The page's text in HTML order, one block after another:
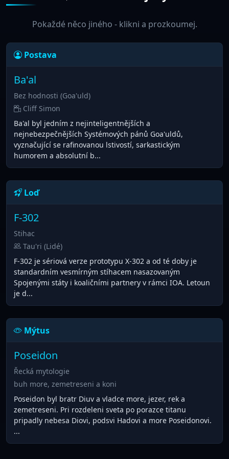
Pokaždé něco jiného - klikni a prozkoumej.
Postava
Ba'al
Bez hodnosti (Goa'uld)
Cliff Simon
Ba'al byl jedním z nejinteligentnějších a
nejnebezpečnějších Systémových pánů Goa'uldů,
vyznačující se rafinovanou lstivostí, sarkastickým
humorem a absolutní b...
Loď
F-302
Stihac
Tau'ri (Lidé)
F-302 je sériová verze prototypu X-302 a od té doby je
standardním vesmírným stíhacem nasazovaným
Spojenými státy i koaličními partnery v rámci IOA. Letoun
je d...
Mýtus
Poseidon
Řecká mytologie
buh more, zemetreseni a koni
Poseidon byl bratr Diuv a vladce more, jezer, rek a
zemetreseni. Pri rozdeleni sveta po porazce titanu
pripadly nebesa Diovi, podsvi Hadovi a more Poseidonovi.
...